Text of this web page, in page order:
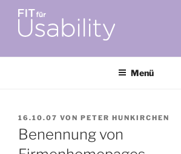
Zum
Inhalt
springen
FIT FÜR USABILITY
Menü
VERÖFFENTLICHT
AM
16.10.07 VON PETER HUNKIRCHEN
Benennung von